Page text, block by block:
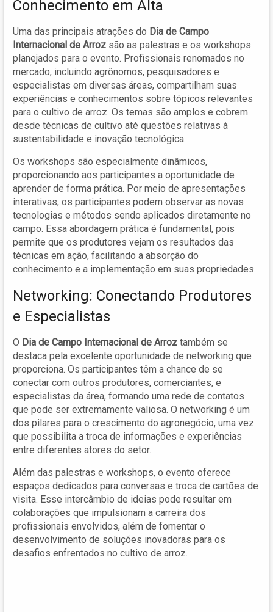
Conhecimento em Alta
Uma das principais atrações do Dia de Campo
Internacional de Arroz são as palestras e os workshops
planejados para o evento. Profissionais renomados no
mercado, incluindo agrônomos, pesquisadores e
especialistas em diversas áreas, compartilham suas
experiências e conhecimentos sobre tópicos relevantes
para o cultivo de arroz. Os temas são amplos e cobrem
desde técnicas de cultivo até questões relativas à
sustentabilidade e inovação tecnológica.
Os workshops são especialmente dinâmicos,
proporcionando aos participantes a oportunidade de
aprender de forma prática. Por meio de apresentações
interativas, os participantes podem observar as novas
tecnologias e métodos sendo aplicados diretamente no
campo. Essa abordagem prática é fundamental, pois
permite que os produtores vejam os resultados das
técnicas em ação, facilitando a absorção do
conhecimento e a implementação em suas propriedades.
Networking: Conectando Produtores
e Especialistas
O Dia de Campo Internacional de Arroz também se
destaca pela excelente oportunidade de networking que
proporciona. Os participantes têm a chance de se
conectar com outros produtores, comerciantes, e
especialistas da área, formando uma rede de contatos
que pode ser extremamente valiosa. O networking é um
dos pilares para o crescimento do agronegócio, uma vez
que possibilita a troca de informações e experiências
entre diferentes atores do setor.
Além das palestras e workshops, o evento oferece
espaços dedicados para conversas e troca de cartões de
visita. Esse intercâmbio de ideias pode resultar em
colaborações que impulsionam a carreira dos
profissionais envolvidos, além de fomentar o
desenvolvimento de soluções inovadoras para os
desafios enfrentados no cultivo de arroz.